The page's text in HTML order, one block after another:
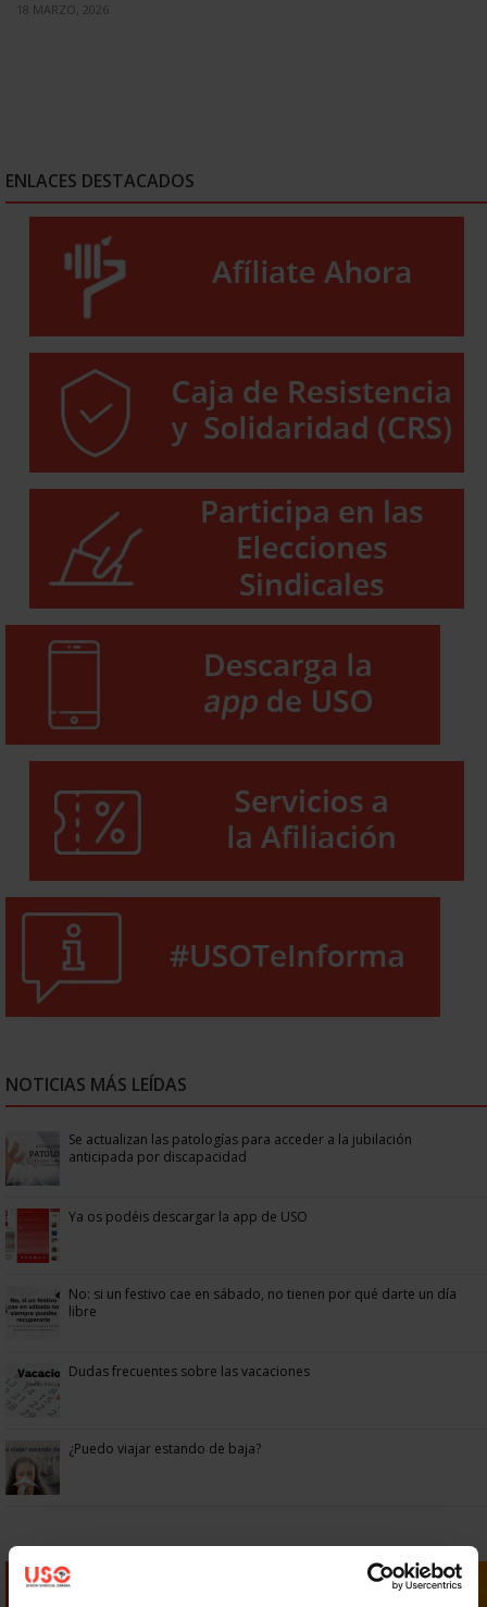
18 MARZO, 2026
ENLACES DESTACADOS
NOTICIAS MÁS LEÍDAS
Se actualizan las patologías para acceder a la jubilación
anticipada por discapacidad
Ya os podéis descargar la app de USO
No: si un festivo cae en sábado, no tienen por qué darte un día
libre
Dudas frecuentes sobre las vacaciones
¿Puedo viajar estando de baja?